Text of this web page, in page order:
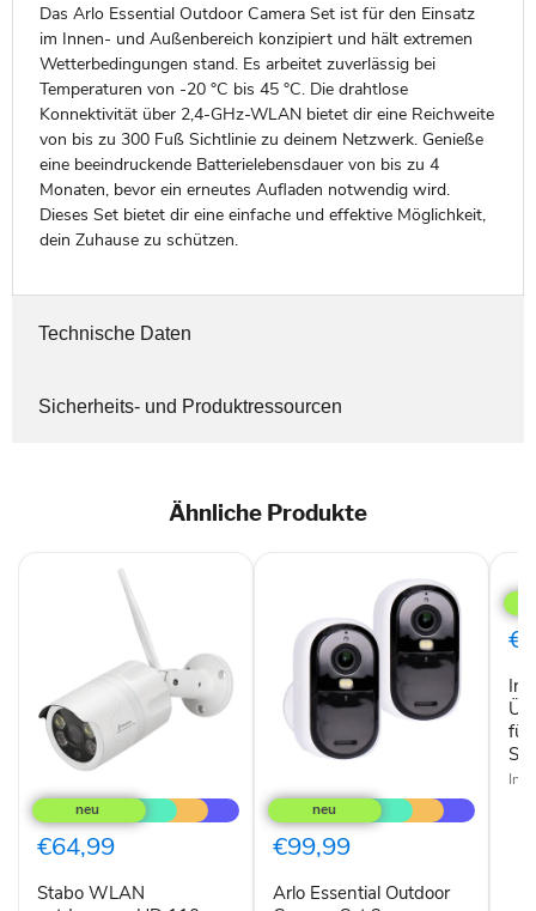
Das Arlo Essential Outdoor Camera Set ist für den Einsatz
im Innen- und Außenbereich konzipiert und hält extremen
Wetterbedingungen stand. Es arbeitet zuverlässig bei
Temperaturen von -20 °C bis 45 °C. Die drahtlose
Konnektivität über 2,4-GHz-WLAN bietet dir eine Reichweite
von bis zu 300 Fuß Sichtlinie zu deinem Netzwerk. Genieße
eine beeindruckende Batterielebensdauer von bis zu 4
Monaten, bevor ein erneutes Aufladen notwendig wird.
Dieses Set bietet dir eine einfache und effektive Möglichkeit,
dein Zuhause zu schützen.
Technische Daten
Sicherheits- und Produktressourcen
Ähnliche Produkte
WLAN
outdoorcam
HD
110
€64,99
Stabo WLAN
Essential
Outdoor
Camera
Set
Generation
€99,99
Arlo Essential Outdoor
für
für